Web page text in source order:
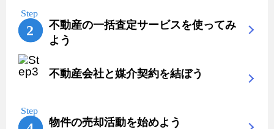
不動産の一括査定サービスを使ってみ
よう
不動産会社と媒介契約を結ぼう
物件の売却活動を始めよう